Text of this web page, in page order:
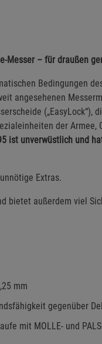
Messer – für draußen
Bedingungen
angesehenen
(„EasyLock“),
der Armee,
ist unverwüstlich und
Extras.
bietet außerdem viel
mm
gegenüber
mit MOLLE- und